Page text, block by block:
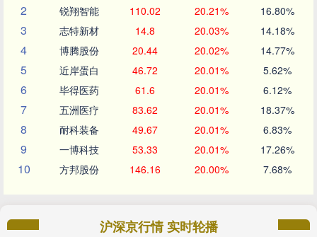
2 锐翔智能 110.02 20.21% 16.80%
3 志特新材 14.8 20.03% 14.18%
4 博腾股份 20.44 20.02% 14.77%
5 近岸蛋白 46.72 20.01% 5.62%
6 毕得医药 61.6 20.01% 6.12%
7 五洲医疗 83.62 20.01% 18.37%
8 耐科装备 49.67 20.01% 6.83%
9 一博科技 53.33 20.01% 17.26%
10 方邦股份 146.16 20.00% 7.68%
沪深京行情 实时轮播